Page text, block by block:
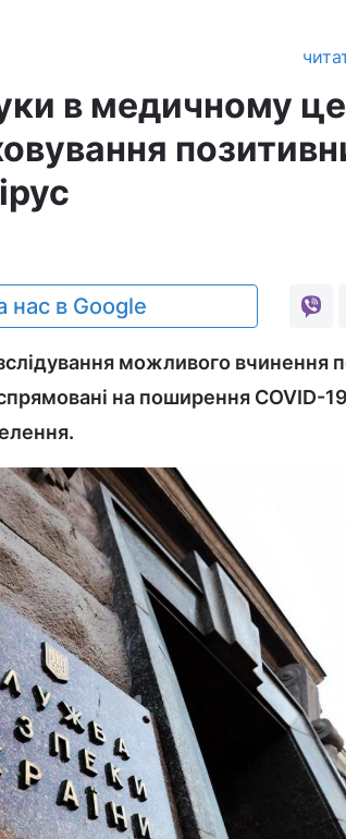
в медичному
нас в Google
можливого вчинення
на поширення COVID-